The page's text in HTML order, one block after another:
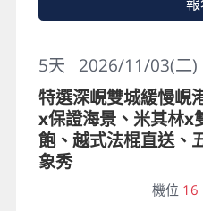
2026/11/03(二)
5天
特選深峴雙城緩慢峴
x保證海景、米其林x
飽、越式法棍直送、
象秀
機位 16